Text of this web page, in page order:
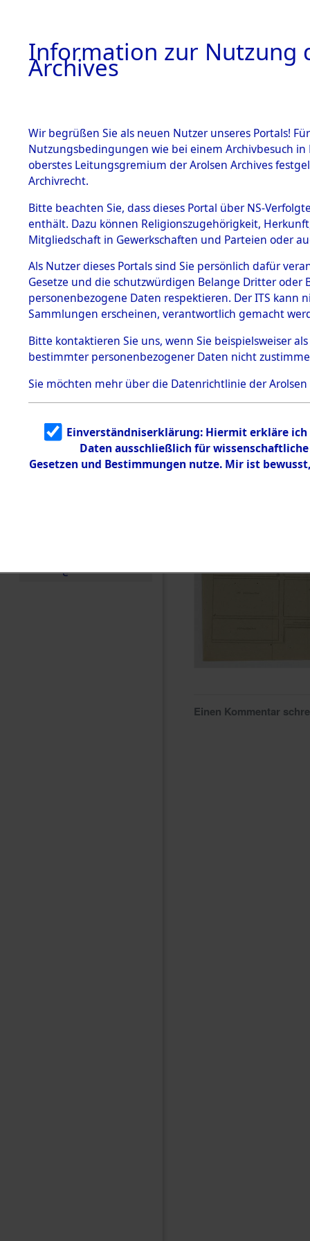
BESTÄNDE
1.
mente
5. Verschiedenes
5.3
Todesmärsche
5.3.1 Alliierte
Erhebungen
zu
Todesmärsch
en
5.3.2
Identifizierun
g
5.3.3
Todesmärsch
e
Einen Kommentar
Information zur Nutzung
Archives
Wir begrüßen Sie als neuen Nutzer unseres Portals!
Nutzungsbedingungen wie bei einem Archivbesuch
oberstes Leitungsgremium der Arolsen Archives
Archivrecht.
Bitte beachten Sie, dass dieses Portal über NS-
enthält. Dazu können Religionszugehörigkeit,
Mitgliedschaft in Gewerkschaften und Parteien oder
Als Nutzer dieses Portals sind Sie persönlich dafür
Gesetze und die schutzwürdigen Belange Dritter
personenbezogene Daten respektieren. Der ITS
Sammlungen erscheinen, verantwortlich gemacht
Bitte kontaktieren Sie uns, wenn Sie beispielsweiser
bestimmter personenbezogener Daten nicht
Sie möchten mehr über die Datenrichtlinie der Arolsen
Einverständniserklärung: Hiermit erkläre
Daten ausschließlich für
Gesetzen und Bestimmungen nutze. Mir ist